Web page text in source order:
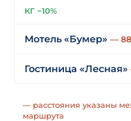
КГ −10%
Мотель «Бумер» —
Гостиница «Лесная»
— расстояния указаны
маршрута